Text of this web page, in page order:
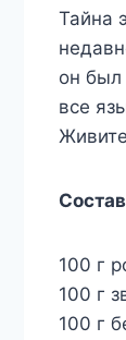
Тайна
он был
все
100 г
100 г
100 г